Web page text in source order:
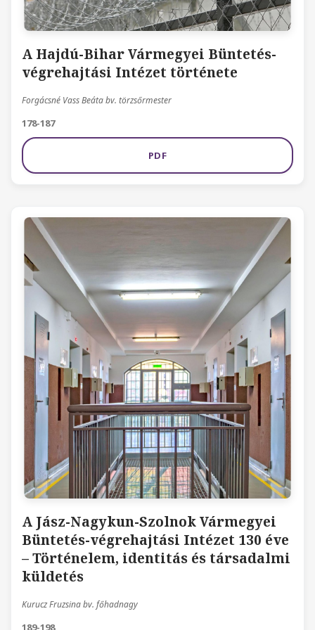
A Hajdú-Bihar Vármegyei Büntetés-
végrehajtási Intézet története
Forgácsné Vass Beáta bv. törzsőrmester
178-187
PDF
A Jász-Nagykun-Szolnok Vármegyei
Büntetés-végrehajtási Intézet 130 éve
– Történelem, identitás és társadalmi
küldetés
Kurucz Fruzsina bv. főhadnagy
189-198